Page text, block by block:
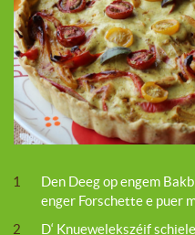
1
Den Deeg op engem
enger Forschette e puer
2
D‘ Knuewelekszéif